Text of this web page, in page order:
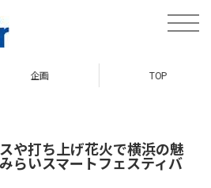
toggle
企画 TOP
や打ち上げ花火で横浜の魅
らいスマートフェスティバ